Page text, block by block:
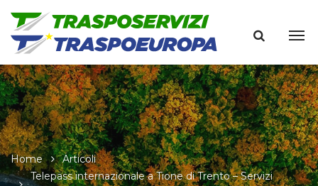
Home
Articoli
Telepass internazionale a Tione di Trento – Servizi